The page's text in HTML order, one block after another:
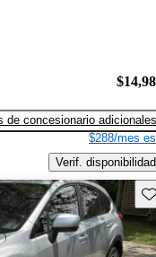
de concesionario adicionales
$288/mes
Verif. disponibilidad